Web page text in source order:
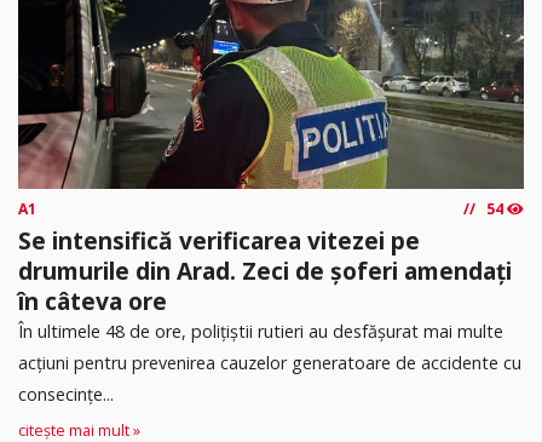
A1 54
Se intensifică verificarea vitezei pe
drumurile din Arad. Zeci de șoferi amendați
în câteva ore
În ultimele 48 de ore, polițiștii rutieri au desfășurat mai multe
acțiuni pentru prevenirea cauzelor generatoare de accidente cu
consecințe...
citește mai mult »